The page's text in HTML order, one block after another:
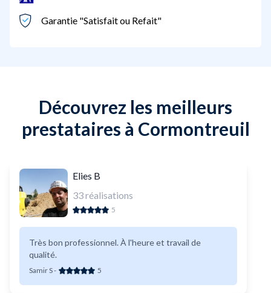
Garantie "Satisfait ou Refait"
Découvrez les meilleurs
prestataires à Cormontreuil
Elies B
33réalisations
5
Très bon professionnel. À l'heure et travail de
qualité.
Samir S- 5